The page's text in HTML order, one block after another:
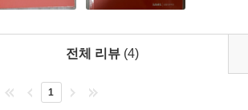
전체 리뷰 (4)
1